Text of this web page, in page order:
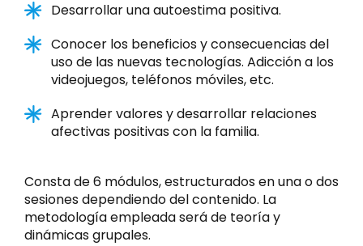
Desarrollar una autoestima positiva.
Conocer los beneficios y consecuencias del
uso de las nuevas tecnologías. Adicción a los
videojuegos, teléfonos móviles, etc.
Aprender valores y desarrollar relaciones
afectivas positivas con la familia.
Consta de 6 módulos, estructurados en una o dos
sesiones dependiendo del contenido. La
metodología empleada será de teoría y
dinámicas grupales.